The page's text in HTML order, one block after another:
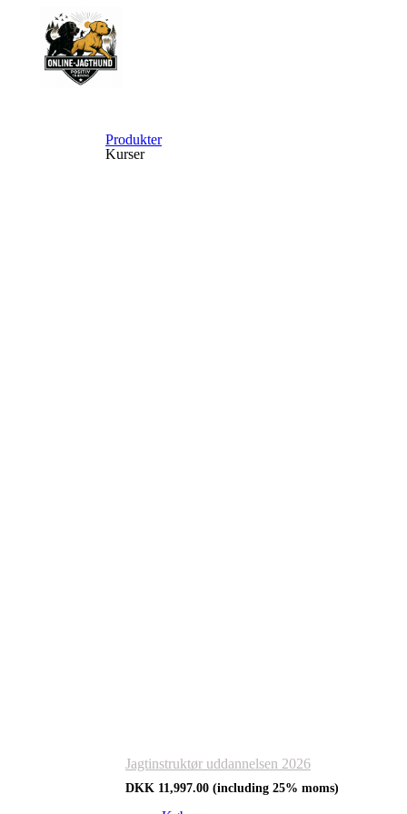
Produkter
Kurser
Jagtinstruktør uddannelsen 2026
DKK 11,997.00 (including 25% moms)